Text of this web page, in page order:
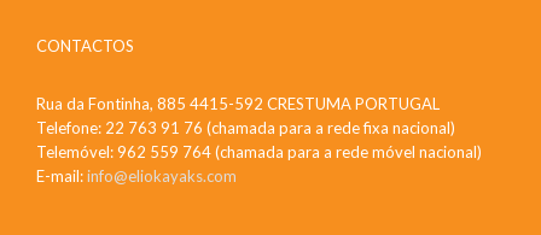
CONTACTOS
Rua da Fontinha, 885 4415-592 CRESTUMA PORTUGAL
Telefone: 22 763 91 76 (chamada para a rede fixa nacional)
Telemóvel: 962 559 764 (chamada para a rede móvel nacional)
E-mail:info@eliokayaks.com